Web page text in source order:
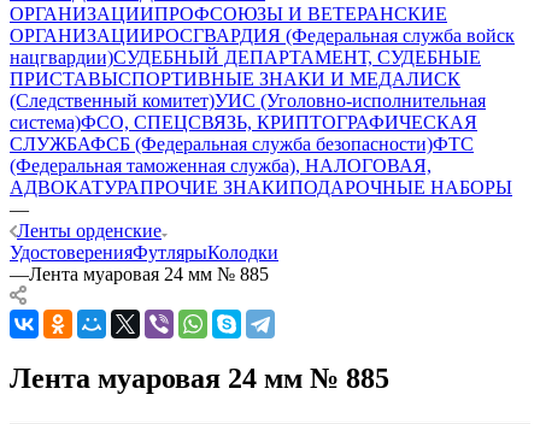
ОРГАНИЗАЦИИПРОФСОЮЗЫ И ВЕТЕРАНСКИЕ
ОРГАНИЗАЦИИРОСГВАРДИЯ (Федеральная служба войск
нацгвардии)СУДЕБНЫЙ ДЕПАРТАМЕНТ, СУДЕБНЫЕ
ПРИСТАВЫСПОРТИВНЫЕ ЗНАКИ И МЕДАЛИСК
(Следственный комитет)УИС (Уголовно-исполнительная
система)ФСО, СПЕЦСВЯЗЬ, КРИПТОГРАФИЧЕСКАЯ
СЛУЖБАФСБ (Федеральная служба безопасности)ФТС
(Федеральная таможенная служба), НАЛОГОВАЯ,
АДВОКАТУРАПРОЧИЕ ЗНАКИПОДАРОЧНЫЕ НАБОРЫ
—
Ленты орденские
УдостоверенияФутлярыКолодки
—Лента муаровая 24 мм № 885
Лента муаровая 24 мм № 885